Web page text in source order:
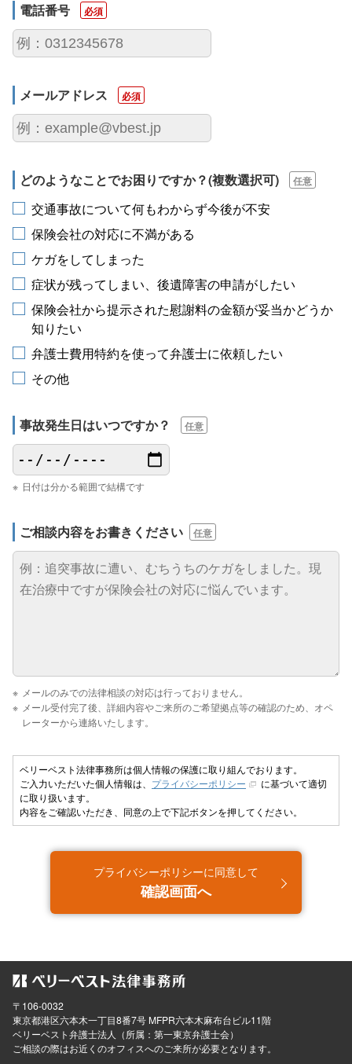
電話番号 必須
メールアドレス 必須
どのようなことでお困りですか？(複数選択可) 任意
交通事故について何もわからず今後が不安
保険会社の対応に不満がある
ケガをしてしまった
症状が残ってしまい、後遺障害の申請がしたい
保険会社から提示された慰謝料の金額が妥当かどうか
知りたい
弁護士費用特約を使って弁護士に依頼したい
その他
事故発生日はいつですか？ 任意
日付は分かる範囲で結構です
ご相談内容をお書きください 任意
メールのみでの法律相談の対応は行っておりません。
メール受付完了後、詳細内容やご来所のご希望拠点等の確認のため、オペ
レーターから連絡いたします。
ベリーベスト法律事務所は個人情報の保護に取り組んでおります。
ご入力いただいた個人情報は、 プライバシーポリシー
に基づいて適切
に取り扱います。
内容をご確認いただき、同意の上で下記ボタンを押してください。
プライバシーポリシーに同意して
確認画面へ
〒106-0032
東京都港区六本木一丁目8番7号 MFPR六本木麻布台ビル11階
ベリーベスト弁護士法人（所属：第一東京弁護士会）
ご相談の際はお近くのオフィスへのご来所が必要となります。